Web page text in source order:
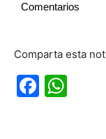
Comentarios
Comparta esta